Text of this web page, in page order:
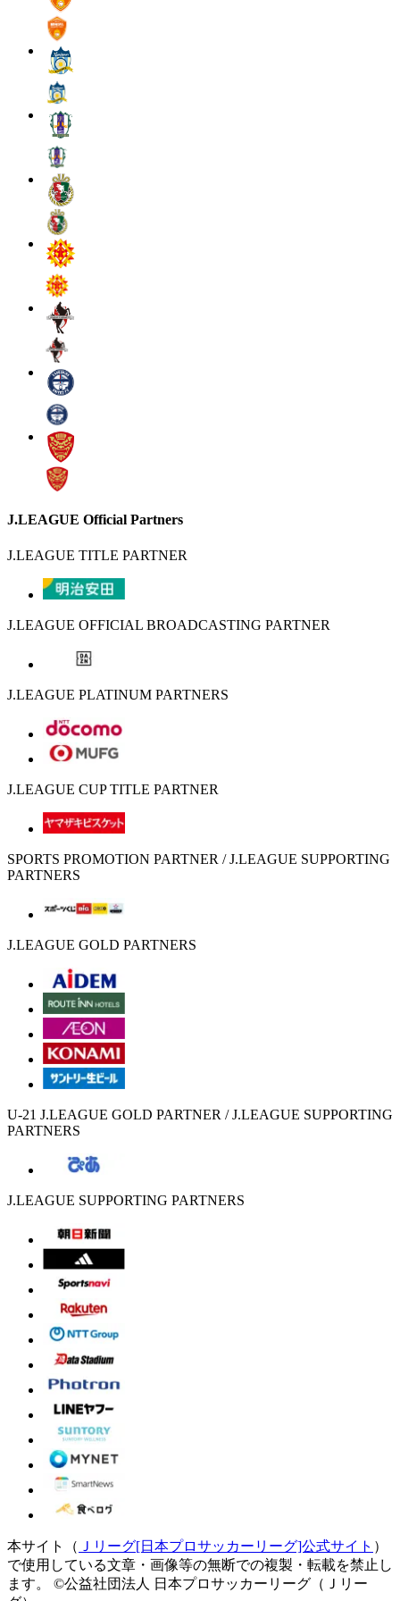
J.LEAGUE Official Partners
J.LEAGUE TITLE PARTNER
J.LEAGUE OFFICIAL BROADCASTING PARTNER
J.LEAGUE PLATINUM PARTNERS
J.LEAGUE CUP TITLE PARTNER
SPORTS PROMOTION PARTNER / J.LEAGUE SUPPORTING
PARTNERS
J.LEAGUE GOLD PARTNERS
U-21 J.LEAGUE GOLD PARTNER / J.LEAGUE SUPPORTING
PARTNERS
J.LEAGUE SUPPORTING PARTNERS
本サイト（ Ｊリーグ[日本プロサッカーリーグ]公式サイト ）
で使用している文章・画像等の無断での複製・転載を禁止し
ます。
©公益社団法人 日本プロサッカーリーグ（Ｊリー